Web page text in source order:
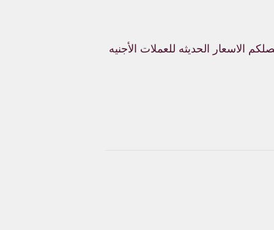
الاسعار الحديثه للعملات الأجنيه